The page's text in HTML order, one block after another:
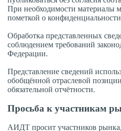
При необходимости материалы
пометкой о
Обработка представленных
соблюдением требований
Федерации.
Представление сведений
обобщённой отраслевой
обязательной отчётности.
Просьба к участникам
АИДТ просит участников